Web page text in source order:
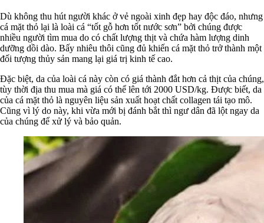
Dù không thu hút người khác ở vẻ ngoài xinh đẹp hay độc đáo, nhưng
cá mặt thỏ lại là loài cá “tốt gỗ hơn tốt nước sơn” bởi chúng được
nhiều người tìm mua do có chất lượng thịt và chứa hàm lượng dinh
dưỡng dồi dào. Bấy nhiêu thôi cũng đủ khiến cá mặt thỏ trở thành một
đối tượng thủy sản mang lại giá trị kinh tế cao.
Đặc biệt, da của loài cá này còn có giá thành đắt hơn cả thịt của chúng,
tùy thời địa thu mua mà giá có thể lên tới 2000 USD/kg. Được biết, da
của cá mặt thỏ là nguyên liệu sản xuất hoạt chất collagen tái tạo mô.
Cũng vì lý do này, khi vừa mới bị đánh bắt thì ngư dân đã lột ngay da
của chúng để xử lý và bảo quản.